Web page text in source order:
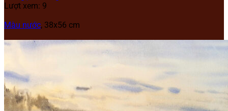
Lượt xem: 9
Màu nước, 38x56 cm